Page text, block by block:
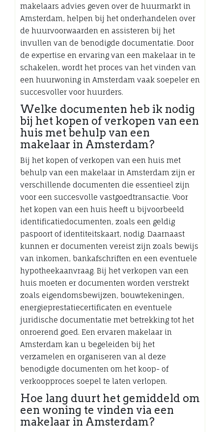
makelaars advies geven over de huurmarkt in
Amsterdam, helpen bij het onderhandelen over
de huurvoorwaarden en assisteren bij het
invullen van de benodigde documentatie. Door
de expertise en ervaring van een makelaar in te
schakelen, wordt het proces van het vinden van
een huurwoning in Amsterdam vaak soepeler en
succesvoller voor huurders.
Welke documenten heb ik nodig
bij het kopen of verkopen van een
huis met behulp van een
makelaar in Amsterdam?
Bij het kopen of verkopen van een huis met
behulp van een makelaar in Amsterdam zijn er
verschillende documenten die essentieel zijn
voor een succesvolle vastgoedtransactie. Voor
het kopen van een huis heeft u bijvoorbeeld
identificatiedocumenten, zoals een geldig
paspoort of identiteitskaart, nodig. Daarnaast
kunnen er documenten vereist zijn zoals bewijs
van inkomen, bankafschriften en een eventuele
hypotheekaanvraag. Bij het verkopen van een
huis moeten er documenten worden verstrekt
zoals eigendomsbewijzen, bouwtekeningen,
energieprestatiecertificaten en eventuele
juridische documentatie met betrekking tot het
onroerend goed. Een ervaren makelaar in
Amsterdam kan u begeleiden bij het
verzamelen en organiseren van al deze
benodigde documenten om het koop- of
verkoopproces soepel te laten verlopen.
Hoe lang duurt het gemiddeld om
een woning te vinden via een
makelaar in Amsterdam?